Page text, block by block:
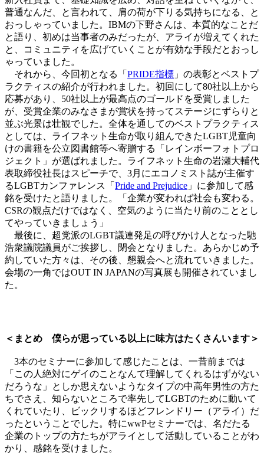
普通なんだ、と言われて、肩の荷が下りる気持ちになる、と
おっしゃっていました。IBMの下野さんは、本質的なことだ
と語り、初めは当事者のみだったが、アライが増えてくれた
と、コミュニティを広げていくことが有効な手段だとおっし
ゃっていました。
それから、今回初となる「 PRIDE指標 」の表彰とベストプ
ラクティスの紹介が行われました。初回にして80社以上から
応募があり、50社以上が最高点のゴールドを受賞しました
が、受賞企業のみなさまが賞状を持ってステージにずらりと
並ぶ光景は壮観でした。全体を通してのベストプラクティス
としては、ライフネット生命が取り組んできたLGBT児童向
けの書籍を公立図書館等へ寄贈する「レインボーフォトプロ
ジェクト」が選ばれました。ライフネット生命の岩瀬大輔代
表取締役社長はスピーチで、3月にエコノミスト誌が主催す
るLGBTカンファレンス「 Pride and Prejudice 」に参加して感
銘を受けたと語りました。「企業が変われば社会も変わる。
CSRの観点だけではなく、空気のように当たり前のこととし
てやっていきましょう」
最後に、超党派のLGBT議連発足の呼びかけ人となった馳
浩衆議院議員がご挨拶し、閉会となりました。あらかじめ予
約していた方々は、その後、懇親会へと流れていきました。
会場の一角ではOUT IN JAPANの写真展も開催されていまし
た。
＜まとめ 僕らが思っている以上に味方はたくさんいます＞
3本のセミナーに参加して感じたことは、一昔前までは
「この人絶対にゲイのことなんて理解してくれるはずがない
だろうな」としか思えないようなタイプの中高年男性の方た
ちでさえ、知らないところで率先してLGBTのために動いて
くれていたり、ビックリするほどフレンドリー（アライ）だ
ったということでした。特にwwPセミナーでは、名だたる
企業のトップの方たちがアライとして活動していることがわ
かり、感銘を受けました。